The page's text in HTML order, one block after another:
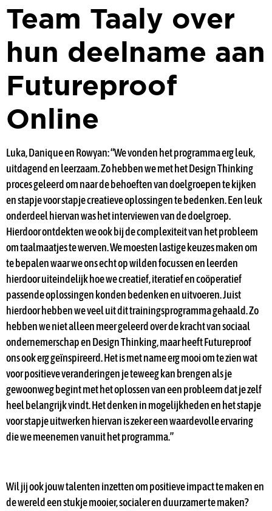
Team Taaly over
hun deelname aan
Futureproof
Online
Luka, Danique en Rowyan: “We vonden het programma erg leuk,
uitdagend en leerzaam. Zo hebben we met het Design Thinking
proces geleerd om naar de behoeften van doelgroepen te kijken
en stapje voor stapje creatieve oplossingen te bedenken. Een leuk
onderdeel hiervan was het interviewen van de doelgroep.
Hierdoor ontdekten we ook bij de complexiteit van het probleem
om taalmaatjes te werven. We moesten lastige keuzes maken om
te bepalen waar we ons echt op wilden focussen en leerden
hierdoor uiteindelijk hoe we creatief, iteratief en coöperatief
passende oplossingen konden bedenken en uitvoeren. Juist
hierdoor hebben we veel uit dit trainingsprogramma gehaald. Zo
hebben we niet alleen meer geleerd over de kracht van sociaal
ondernemerschap en Design Thinking, maar heeft Futureproof
ons ook erg geïnspireerd. Het is met name erg mooi om te zien wat
voor positieve veranderingen je teweeg kan brengen als je
gewoonweg begint met het oplossen van een probleem dat je zelf
heel belangrijk vindt. Het denken in mogelijkheden en het stapje
voor stapje uitwerken hiervan is zeker een waardevolle ervaring
die we meenemen vanuit het programma.”
Wil jij ook jouw talenten inzetten om positieve impact te maken en
de wereld een stukje mooier, socialer en duurzamer te maken?